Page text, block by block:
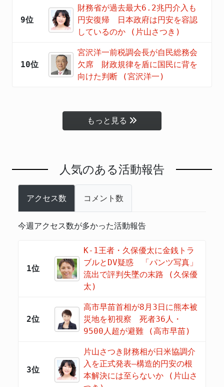
9位
財務省が過去最大6.2兆円介入も
円安復帰 日本政府は円安を容認
しているのか (片山さつき)
10位
宮沢洋一前税調会長が自民総務会
欠席 財政規律を盾に国民に背を
向けた判断 (宮沢洋一)
もっと見る
人気のある活動報告
アクセス数 コメント数
今週アクセス数が多かった活動報告
1位
K-1王者・久保優太に金銭トラ
ブルとDV疑惑 「パンツ写真」
流出で評判失墜の末路 (久保優
太)
2位
高市早苗首相が8月3日に熊本被
災地を初視察 死者36人・
9500人超が避難 (高市早苗)
3位
片山さつき財務相が日米協調介
入を正式発表―構造的円安の根
本解決には至らないか (片山さ